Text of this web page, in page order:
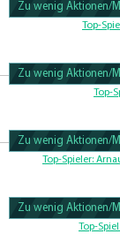
100.625% Complete
Zu wenig Aktionen/
Top-
100.46296296296%
Zu wenig Aktionen/
Top-
100.42735042735%
Zu wenig Aktionen/
Top-Spieler:
100.56497175141%
Zu wenig Aktionen/
Top-